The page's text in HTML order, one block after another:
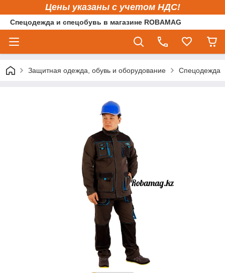
Цены указаны с учетом НДС!
Спецодежда и спецобувь в магазине ROBAMAG
Защитная одежда, обувь и оборудование Спецодежда